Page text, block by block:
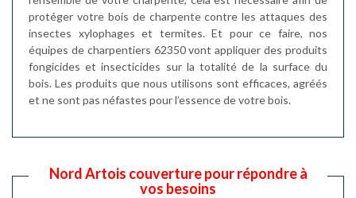
protéger votre bois de charpente contre les attaques des
insectes xylophages et termites. Et pour ce faire, nos
équipes de charpentiers 62350 vont appliquer des produits
fongicides et insecticides sur la totalité de la surface du
bois. Les produits que nous utilisons sont efficaces, agréés
et ne sont pas néfastes pour l’essence de votre bois.
Nord Artois couverture pour répondre à
vos besoins